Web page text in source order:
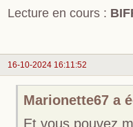
Lecture en cours :
16-10-2024 16:11:52
Marionette67 a
Et vous pouvez